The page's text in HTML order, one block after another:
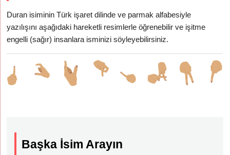
Duran isiminin Türk işaret dilinde ve parmak alfabesiyle
yazılışını aşağıdaki hareketli resimlerle öğrenebilir ve işitme
engelli (sağır) insanlara isminizi söyleyebilirsiniz.
Başka İsim Arayın